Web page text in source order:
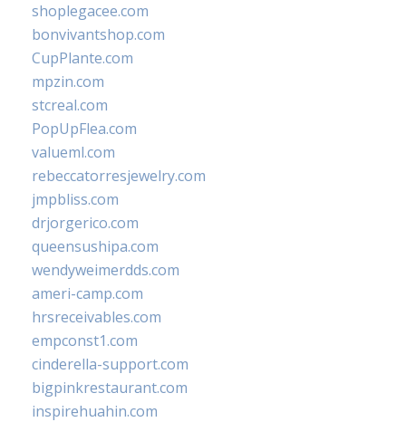
shoplegacee.com
bonvivantshop.com
CupPlante.com
mpzin.com
stcreal.com
PopUpFlea.com
valueml.com
rebeccatorresjewelry.com
jmpbliss.com
drjorgerico.com
queensushipa.com
wendyweimerdds.com
ameri-camp.com
hrsreceivables.com
empconst1.com
cinderella-support.com
bigpinkrestaurant.com
inspirehuahin.com